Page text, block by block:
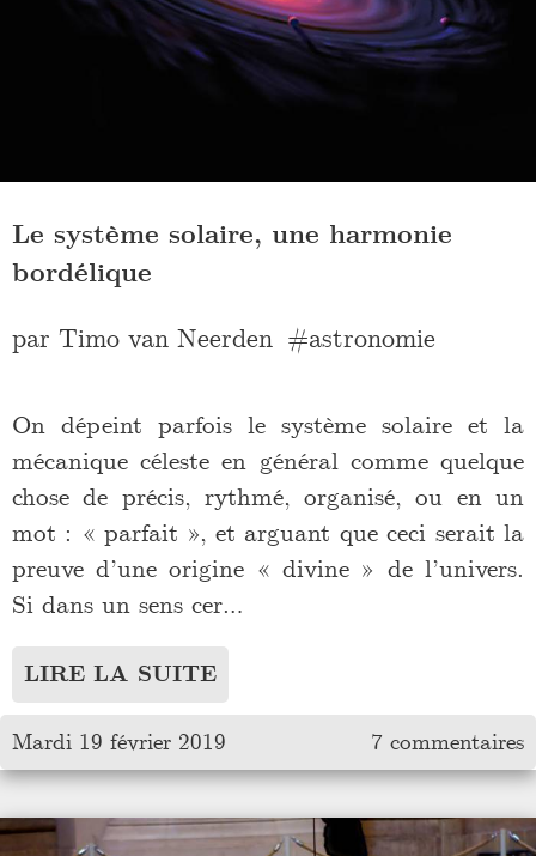
Le système solaire, une harmonie
bordélique
par Timo van Neerden astronomie
On dépeint parfois le système solaire et la
mécanique céleste en général comme quelque
chose de précis, rythmé, organisé, ou en un
mot : « parfait », et arguant que ceci serait la
preuve d’une origine « divine » de l’univers.
Si dans un sens cer…
LIRE LA SUITE
Mardi 19 février 2019 7 commentaires